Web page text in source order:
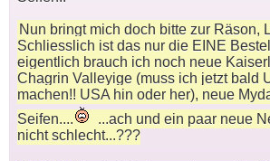
Nun bringt mich doch bitte zur Räson,
Schliesslich ist das nur die EINE
eigentlich brauch ich noch neue
Chagrin Valleyige (muss ich jetzt bald
machen!! USA hin oder her), neue
Seifen....
...ach und ein paar neue
nicht schlecht...???